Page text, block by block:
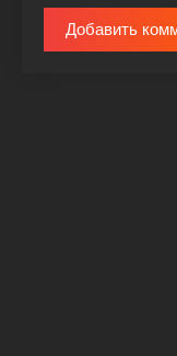
Добавить